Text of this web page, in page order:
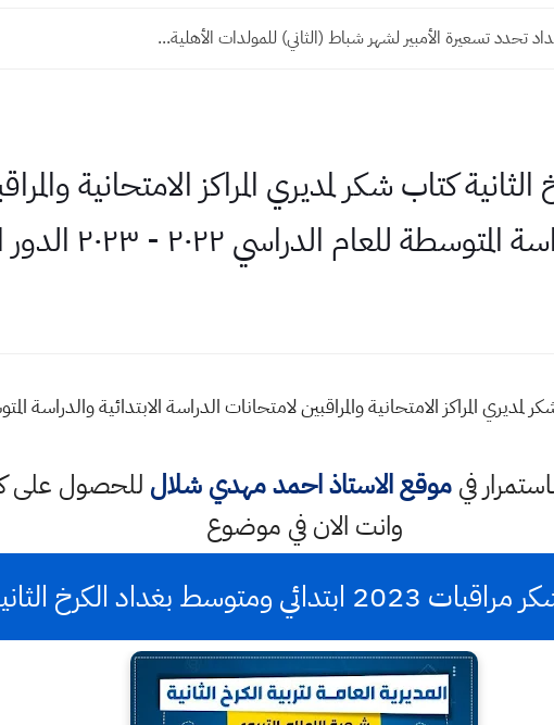
تحدد تسعيرة الأمبير لشهر شباط (الثاني) للمولدات الأهلية...
كتاب شكر لمديري المراكز الامتحانية
للعام الدراسي ٢٠٢٢ - ٢٠٢٣ الدور الاول
فيموقع الاستاذ احمد مهدي شلال للحصول على
وانت الان في موضوع
ومتوسط بغداد الكرخ الثانية